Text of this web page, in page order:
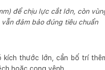
để chịu lực cắt lớn, còn
đảm bảo đúng tiêu chuẩn
thước lớn, cần bố trí